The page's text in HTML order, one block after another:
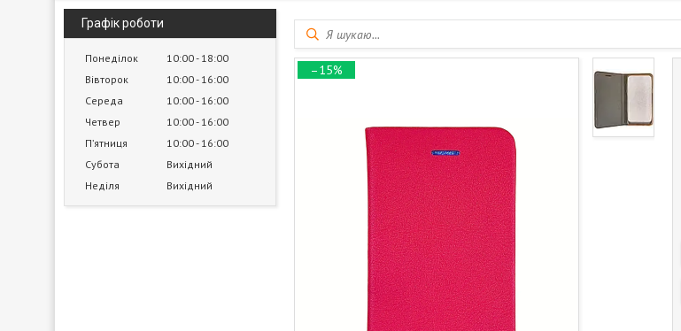
Графік роботи
Понеділок 10:00 18:00
Вівторок
10:00 16:00
Середа
10:00 16:00
Четвер
10:00 16:00
Пʼятниця
10:00 16:00
Субота
Вихідний
Неділя
Вихідний
–15%